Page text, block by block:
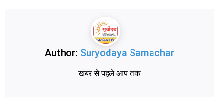
Author: Suryodaya Samachar
खबर से पहले आप तक